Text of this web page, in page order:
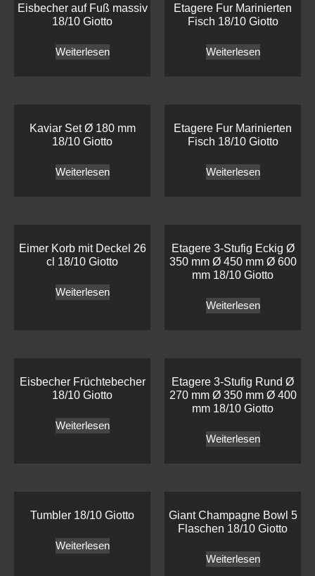
Eisbecher auf Fuß massiv
18/10 Giotto
Weiterlesen
Etagere Fur Marinierten
Fisch 18/10 Giotto
Weiterlesen
Kaviar Set Ø 180 mm
18/10 Giotto
Weiterlesen
Etagere Fur Marinierten
Fisch 18/10 Giotto
Weiterlesen
Eimer Korb mit Deckel 26
cl 18/10 Giotto
Weiterlesen
Etagere 3-Stufig Eckig Ø
350 mm Ø 450 mm Ø 600
mm 18/10 Giotto
Weiterlesen
Eisbecher Früchtebecher
18/10 Giotto
Weiterlesen
Etagere 3-Stufig Rund Ø
270 mm Ø 350 mm Ø 400
mm 18/10 Giotto
Weiterlesen
Tumbler 18/10 Giotto
Weiterlesen
Giant Champagne Bowl 5
Flaschen 18/10 Giotto
Weiterlesen